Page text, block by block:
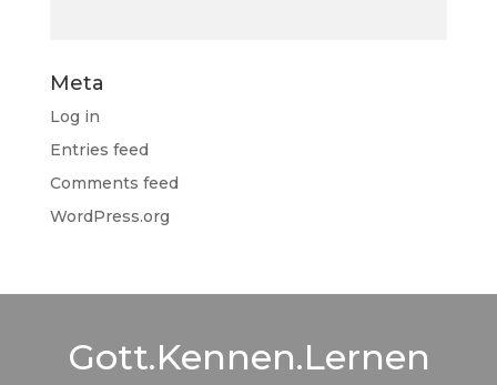
Meta
Log in
Entries feed
Comments feed
WordPress.org
Gott.Kennen.Lernen